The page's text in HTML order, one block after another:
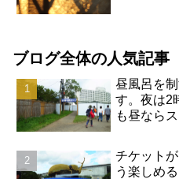
ブログ全体の人気記事
昼風呂を
す。夜は2
も昼なら
チケット
う楽しめ